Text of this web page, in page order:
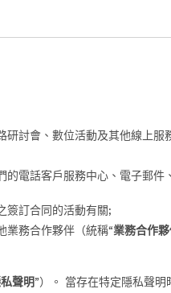
研討會、數位活動及其他線上服
電話客戶服務中心、電子郵
簽訂合同的活動有關;
業務合作夥伴（統稱“業務合作
聲明 ”）。 當存在特定隱私聲